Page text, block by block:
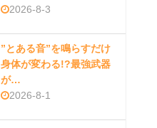
2026-8-3
”とある音”を鳴らすだけ
身体が変わる!?最強武器
が…
2026-8-1